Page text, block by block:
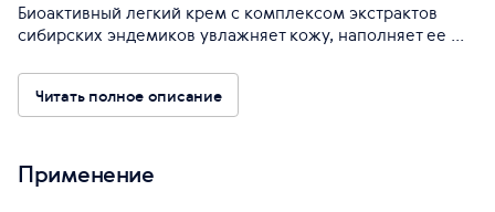
Биоактивный легкий крем с комплексом экстрактов
сибирских эндемиков увлажняет кожу, наполняет ее ...
Читать полное описание
Применение